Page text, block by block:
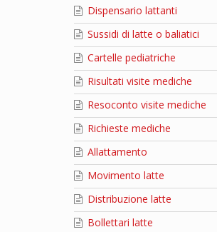
Dispensario lattanti
Sussidi di latte o baliatici
Cartelle pediatriche
Risultati visite mediche
Resoconto visite mediche
Richieste mediche
Allattamento
Movimento latte
Distribuzione latte
Bollettari latte